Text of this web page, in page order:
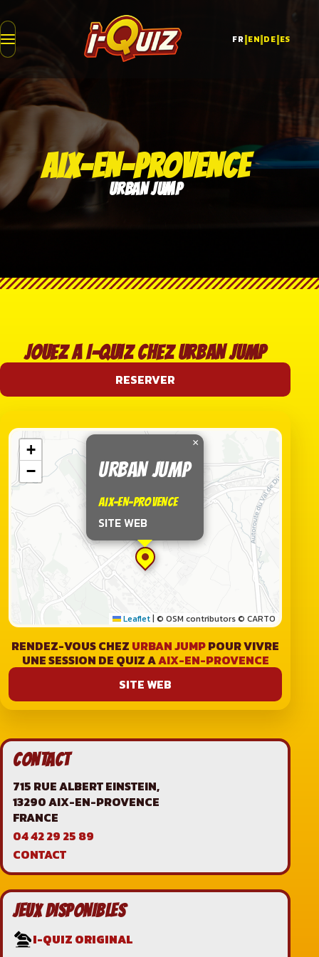
FR|EN|DE|ES
AIX-EN-PROVENCE
URBAN JUMP
JOUEZ A I-QUIZ CHEZ URBAN JUMP
RESERVER
URBAN JUMP
AIX-EN-PROVENCE
SITE WEB
×
+
−
Leaflet| © OSM contributors © CARTO
RENDEZ-VOUS CHEZ URBAN JUMPPOUR VIVRE
UNE SESSION DE QUIZ AAIX-EN-PROVENCE
SITE WEB
CONTACT
715 RUE ALBERT EINSTEIN,
13290 AIX-EN-PROVENCE
FRANCE
04 42 29 25 89
CONTACT
JEUX DISPONIBLES
I-QUIZ ORIGINAL